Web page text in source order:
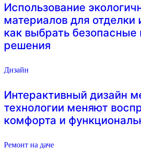
Использование
материалов для отделки
как выбрать безопасные
решения
Дизайн
Интерактивный дизайн
технологии меняют
комфорта и
Ремонт на даче